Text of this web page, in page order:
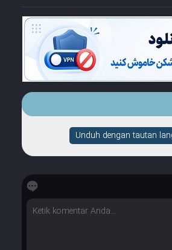
Unduh dengan tautan
Berapa banyak bintang yang